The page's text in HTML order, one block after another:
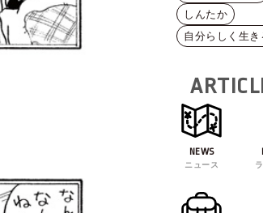
しんたか
自分らしく生き
NEWS
ニュース